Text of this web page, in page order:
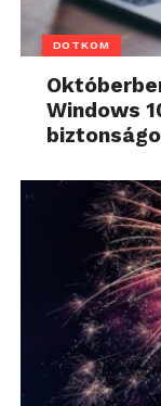
DOTKOM
Windows